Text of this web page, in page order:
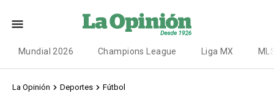
Mundial 2026 Champions League Liga MX
La Opinión Deportes Fútbol